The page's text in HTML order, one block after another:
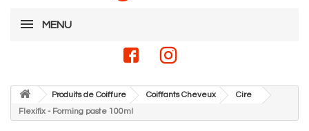
MENU
Produits de Coiffure Coiffants Cheveux
Cire
Flexifix - Forming paste 100ml